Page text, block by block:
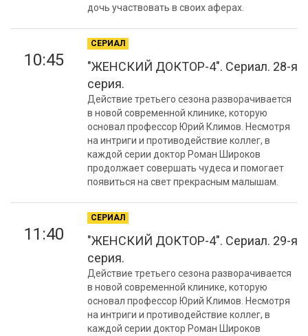
дочь участвовать в своих аферах.
10:45
СЕРИАЛ
"ЖЕНСКИЙ ДОКТОР-4". Сериал. 28-я
серия.
Действие третьего сезона разворачивается
в новой современной клинике, которую
основал профессор Юрий Климов. Несмотря
на интриги и противодействие коллег, в
каждой серии доктор Роман Широков
продолжает совершать чудеса и помогает
появиться на свет прекрасным малышам.
11:40
СЕРИАЛ
"ЖЕНСКИЙ ДОКТОР-4". Сериал. 29-я
серия.
Действие третьего сезона разворачивается
в новой современной клинике, которую
основал профессор Юрий Климов. Несмотря
на интриги и противодействие коллег, в
каждой серии доктор Роман Широков